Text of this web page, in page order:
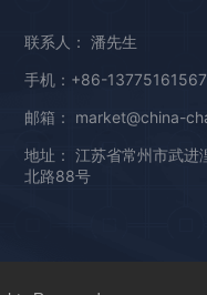
联系人： 潘先生
手机：+86-13775161567
邮箱： market@china-
地址： 江苏省常州市武进
北路88号